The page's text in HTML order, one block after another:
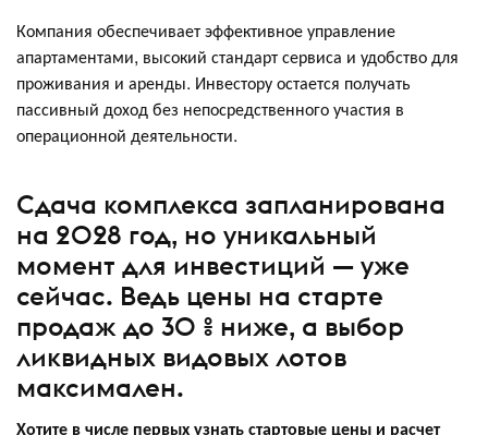
Компания обеспечивает эффективное управление
апартаментами, высокий стандарт сервиса и удобство для
проживания и аренды. Инвестору остается получать
пассивный доход без непосредственного участия в
операционной деятельности.
Сдача комплекса запланирована
на 2028 год, но уникальный
момент для инвестиций — уже
сейчас. Ведь цены на старте
продаж до 30 % ниже, а выбор
ликвидных видовых лотов
максимален.
Хотите в числе первых узнать стартовые цены и расчет